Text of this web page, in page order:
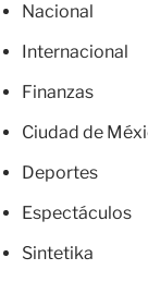
Nacional
Internacional
Finanzas
Ciudad de
Deportes
Espectáculos
Sintetika